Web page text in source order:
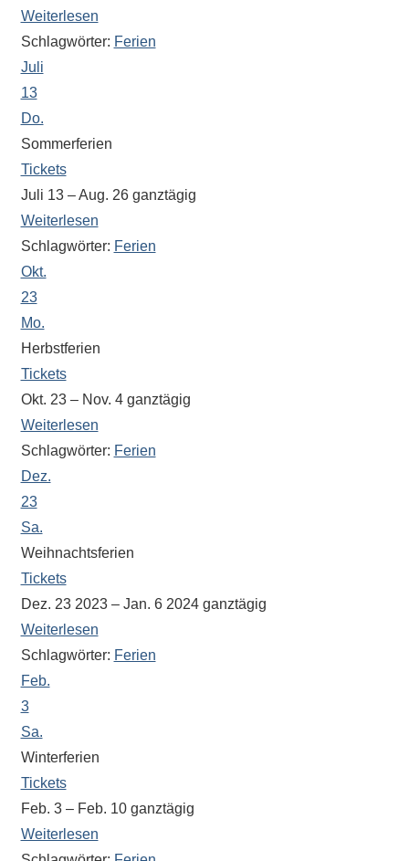
Sie
einmal
nicht
finden,
stehen
am
Ende
jeder
Seite
verschiedene
Möglichkeiten
der
Suche
zur
Weiterlesen
Schlagwörter: Ferien
Juli
13
Do.
Sommerferien
Tickets
Juli 13 – Aug. 26 ganztägig
Weiterlesen
Schlagwörter: Ferien
Okt.
23
Mo.
Herbstferien
Tickets
Okt. 23 – Nov. 4 ganztägig
Weiterlesen
Schlagwörter: Ferien
Dez.
23
Sa.
Weihnachtsferien
Tickets
Dez. 23 2023 – Jan. 6 2024 ganztägig
Weiterlesen
Schlagwörter: Ferien
Feb.
3
Sa.
Winterferien
Tickets
Feb. 3 – Feb. 10 ganztägig
Weiterlesen